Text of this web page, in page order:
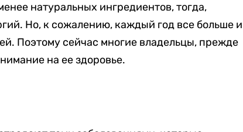
натуральных ингредиентов, тогда,
Но, к сожалению, каждый год все больше и
Поэтому сейчас многие владельцы, прежде
на ее здоровье.